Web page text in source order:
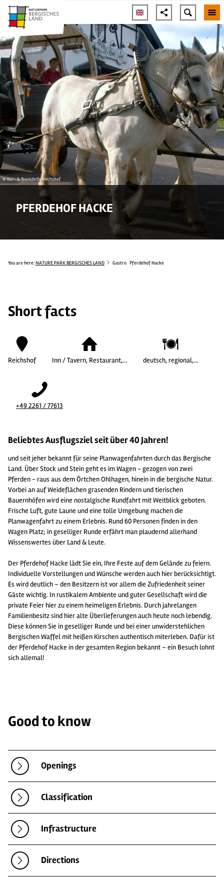
© Kur- & Touristinfo Reichshof
PFERDEHOF HACKE
You are here:NATURE PARK BERGISCHES LAND Gastro Pferdehof Hacke
Short facts
Reichshof Inn / Tavern, Restaurant,… deutsch, regional,…
+49 2261 / 77613
Beliebtes Ausflugsziel seit über 40 Jahren!
und seit jeher bekannt für seine Planwagenfahrten durch das Bergische
Land. Über Stock und Stein geht es im Wagen - gezogen von zwei
Pferden - raus aus dem Örtchen Ohlhagen, hinein in die bergische Natur.
Vorbei an auf Weideflächen grasenden Rindern und tierischen
Bauernhöfen wird eine nostalgische Rundfahrt mit Weitblick geboten.
Frische Luft, gute Laune und eine tolle Umgebung machen die
Planwagenfahrt zu einem Erlebnis. Rund 60 Personen finden in den
Wagen Platz; in geselliger Runde erfährt man plaudernd allerhand
Wissenswertes über Land & Leute.
Der Pferdehof Hacke lädt Sie ein, Ihre Feste auf dem Gelände zu feiern.
Individuelle Vorstellungen und Wünsche werden auch hier berücksichtigt.
Es wird deutlich – den Besitzern ist vor allem die Zufriedenheit seiner
Gäste wichtig. In rustikalem Ambiente und guter Gesellschaft wird die
private Feier hier zu einem heimeligen Erlebnis. Durch jahrelangen
Familienbesitz sind hier alte Überlieferungen auch heute noch lebendig.
Diese können Sie in geselliger Runde und bei einer unwiderstehlichen
Bergischen Waffel mit heißen Kirschen authentisch miterleben. Dafür ist
der Pferdehof Hacke in der gesamten Region bekannt – ein Besuch lohnt
sich allemal!
Good to know
Openings
Classification
Infrastructure
Directions